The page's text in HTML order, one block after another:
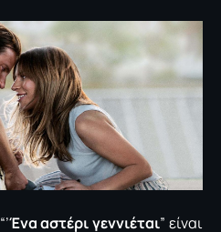
Ένα αστέρι γεννιέται” είναι